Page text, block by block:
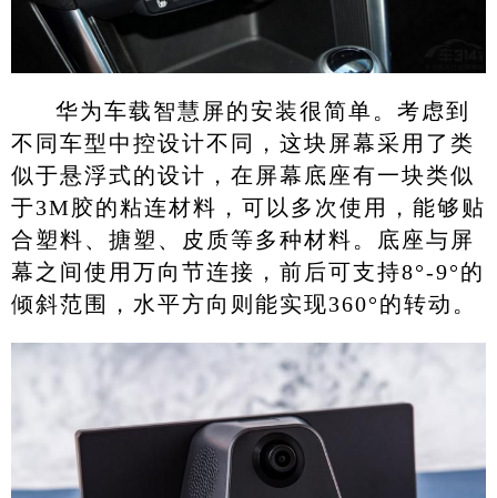
华为车载智慧屏的安装很简单。考虑到
不同车型中控设计不同，这块屏幕采用了类
似于悬浮式的设计，在屏幕底座有一块类似
于3M胶的粘连材料，可以多次使用，能够贴
合塑料、搪塑、皮质等多种材料。底座与屏
幕之间使用万向节连接，前后可支持8°-9°的
倾斜范围，水平方向则能实现360°的转动。